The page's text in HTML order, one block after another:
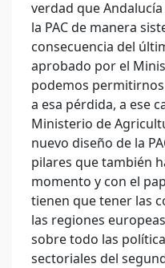
verdad que
la PAC de manera
consecuencia del
aprobado por el
podemos
a esa pérdida, a ese
Ministerio de
nuevo diseño de la
pilares que también
momento y con el
tienen que tener las
las regiones
sobre todo las
sectoriales del